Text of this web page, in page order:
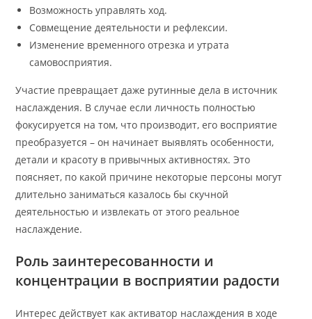
Возможность управлять ход.
Совмещение деятельности и рефлексии.
Изменение временного отрезка и утрата
самовосприятия.
Участие превращает даже рутинные дела в источник
наслаждения. В случае если личность полностью
фокусируется на том, что производит, его восприятие
преобразуется – он начинает выявлять особенности,
детали и красоту в привычных активностях. Это
поясняет, по какой причине некоторые персоны могут
длительно заниматься казалось бы скучной
деятельностью и извлекать от этого реальное
наслаждение.
Роль заинтересованности и
концентрации в восприятии радости
Интерес действует как активатор наслаждения в ходе